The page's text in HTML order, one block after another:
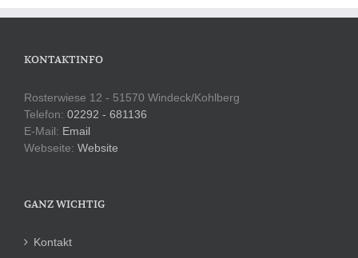
KONTAKTINFO
Rosterwiese 12 - 51570 Windeck/Kohlberg
Telefon: 02292 - 681136
E-Mail: Email
Webseite: Website
GANZ WICHTIG
Kontakt